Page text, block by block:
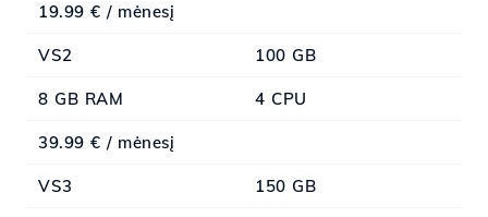
19.99 € / mėnesį
VS2 100 GB
8 GB RAM 4 CPU
39.99 € / mėnesį
VS3 150 GB